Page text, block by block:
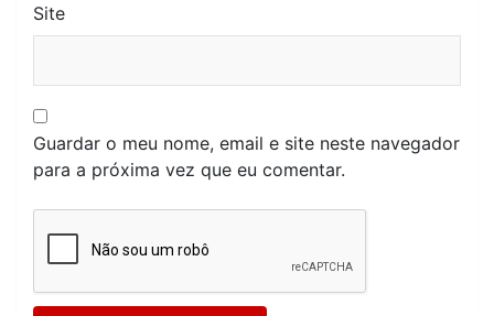
Site
Guardar o meu nome, email e site neste navegador
para a próxima vez que eu comentar.